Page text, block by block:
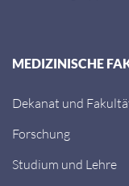
MEDIZINISCHE
Dekanat und
Forschung
Studium und Lehre